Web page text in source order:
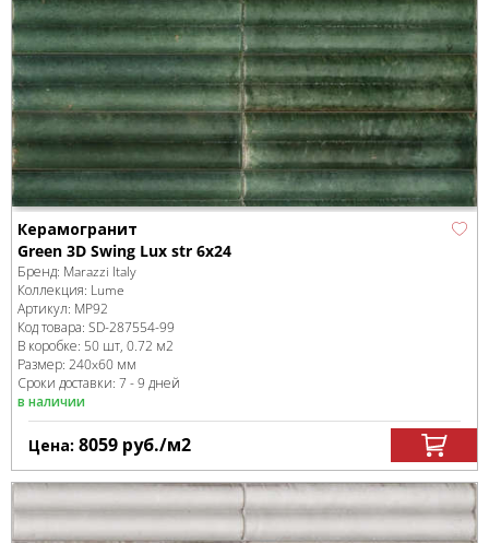
Керамогранит
Green 3D Swing Lux str 6x24
Бренд: Marazzi Italy
Коллекция: Lume
Артикул: MP92
Код товара: SD-287554-99
В коробке: 50 шт, 0.72 м2
Размер: 240x60 мм
Сроки доставки: 7 - 9 дней
в наличии
Цена: 8059 руб./м2